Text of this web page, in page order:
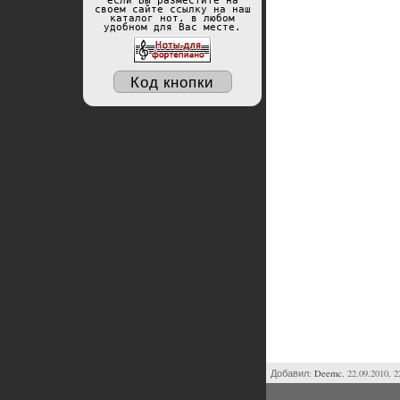
своем сайте ссылку на наш
каталог нот, в любом
удобном для Вас месте.
Код кнопки
Добавил: Deemc, 22.09.2010,